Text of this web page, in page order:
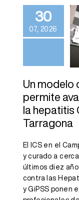
30
07, 2026
Un modelo
permite
la hepatitis
Tarragona
El ICS en el
y curado a
últimos diez
contra las
y GiPSS ponen